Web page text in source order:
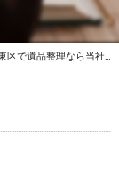
区で遺品整理なら当社へ